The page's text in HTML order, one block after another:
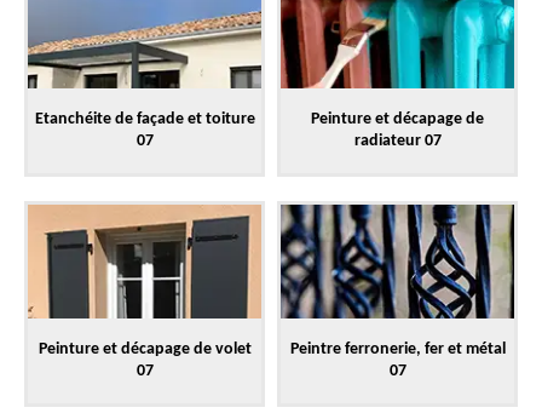
Etanchéite de façade et toiture
07
Peinture et décapage de
radiateur 07
Peinture et décapage de volet
07
Peintre ferronerie, fer et métal
07